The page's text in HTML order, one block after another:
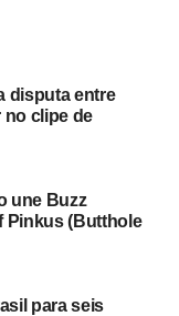
disputa entre
no clipe de
une Buzz
Pinkus (Butthole
para seis